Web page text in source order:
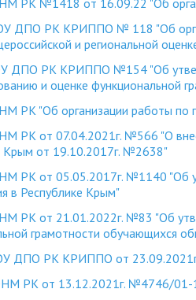
РК №1418 от 16.09.22 "Об
ДПО РК КРИППО № 118 "Об
и региональной
ДПО РК КРИППО №154 "Об
и оценке функциональной
РК "Об организации работы по
РК от 07.04.2021г. №566 "О
Крым от 19.10.2017г. №2638"
РК от 05.05.2017г. №1140 "Об
в Республике Крым"
РК от 21.01.2022г. №83 "Об
грамотности обучающихся
ДПО РК КРИППО от
РК от 13.12.2021г. №4746/01-